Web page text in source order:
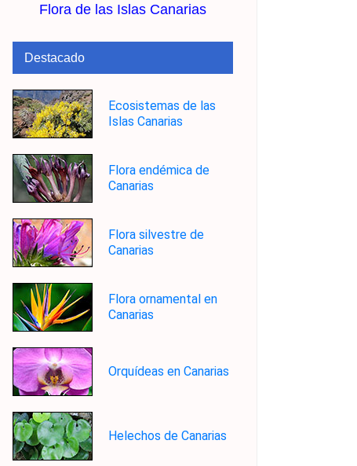
Flora de las Islas Canarias
Destacado
Ecosistemas de las
Islas Canarias
Flora endémica de
Canarias
Flora silvestre de
Canarias
Flora ornamental en
Canarias
Orquídeas en Canarias
Helechos de Canarias